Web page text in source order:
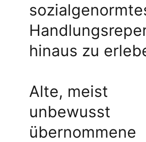
hinaus zu
Alte, meist
unbewusst
übernommene